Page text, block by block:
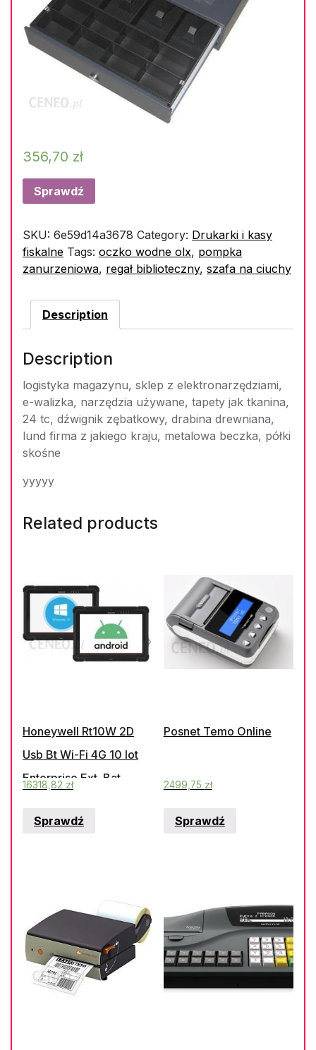
356,70 zł
Sprawdź
SKU: 6e59d14a3678 Category: Drukarki i kasy
fiskalne Tags: oczko wodne olx, pompka
zanurzeniowa, regał biblioteczny, szafa na ciuchy
Description
Description
logistyka magazynu, sklep z elektronarzędziami,
e-walizka, narzędzia używane, tapety jak tkanina,
24 tc, dźwignik zębatkowy, drabina drewniana,
lund firma z jakiego kraju, metalowa beczka, półki
skośne
yyyyy
Related products
Honeywell Rt10W 2D
Usb Bt Wi-Fi 4G 10 Iot
Enterprise Ext. Bat.
16318,82 zł
Sprawdź
Posnet Temo Online
2499,75 zł
Sprawdź